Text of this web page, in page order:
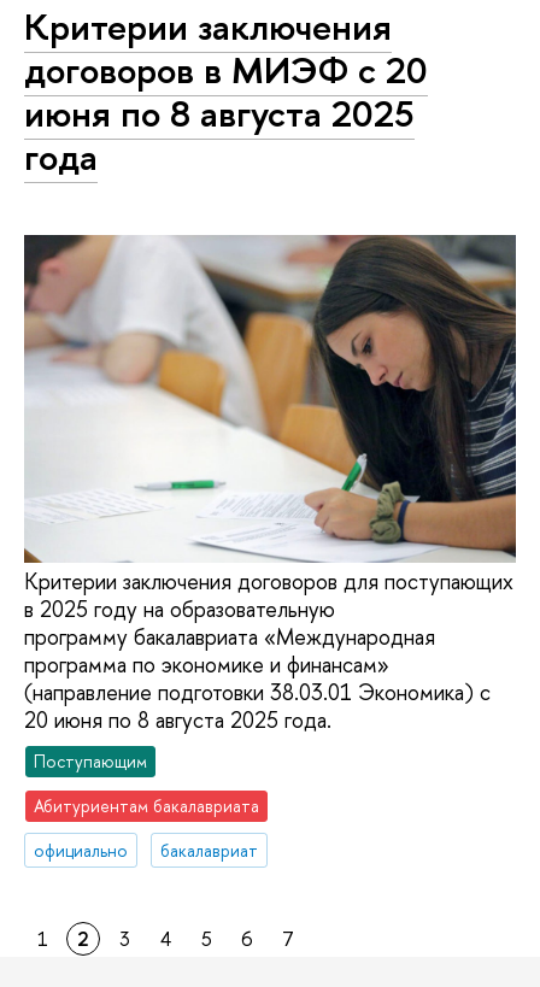
Критерии заключения
договоров в МИЭФ с 20
июня по 8 августа 2025
года
Критерии заключения договоров для поступающих
в 2025 году на образовательную
программу бакалавриата «Международная
программа по экономике и финансам»
(направление подготовки 38.03.01 Экономика) с
20 июня по 8 августа 2025 года.
Поступающим
Абитуриентам бакалавриата
официально
бакалавриат
1 2 3 4 5 6 7